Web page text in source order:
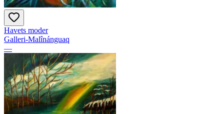
Havets moder
Galleri-Malînánguaq
—